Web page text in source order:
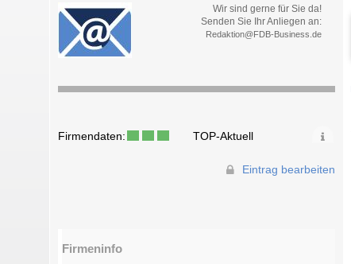
Wir sind gerne für Sie da!
Senden Sie Ihr Anliegen an:
Redaktion@FDB-Business.de
Firmendaten: TOP-Aktuell
Eintrag bearbeiten
Firmeninfo